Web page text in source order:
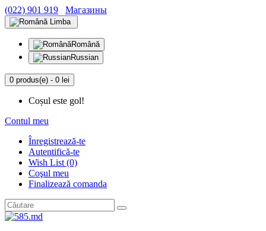
(022) 901 919 Магазины
Limba
Română
Russian
0 produs(e) - 0 lei
Coșul este gol!
Contul meu
Înregistrează-te
Autentifică-te
Wish List (0)
Coşul meu
Finalizează comanda